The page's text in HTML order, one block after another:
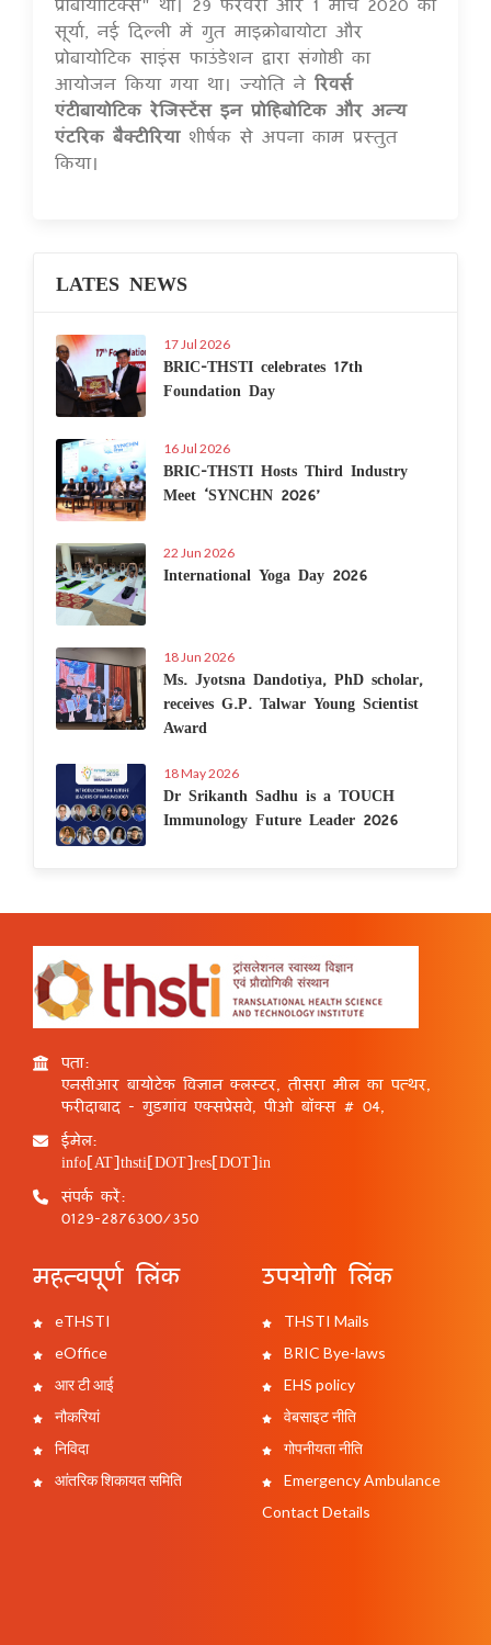
सूर्या, नई दिल्ली में गुत माइक्रोबायोटा और
प्रोबायोटिक साइंस फाउंडेशन द्वारा संगोष्ठी का
आयोजन किया गया था। ज्योति ने रिवर्स
एंटीबायोटिक रेजिस्टेंस इन प्रोहिबोटिक और अन्य
एंटरिक बैक्टीरियाशीर्षक से अपना काम प्रस्तुत
किया।
LATES NEWS
17 Jul 2026
BRIC-THSTI celebrates 17th
Foundation Day
16 Jul 2026
BRIC-THSTI Hosts Third Industry
Meet ‘SYNCHN 2026’
22 Jun 2026
International Yoga Day 2026
18 Jun 2026
Ms. Jyotsna Dandotiya, PhD scholar,
receives G.P. Talwar Young Scientist
Award
18 May 2026
Dr Srikanth Sadhu is a TOUCH
Immunology Future Leader 2026
पता:
एनसीआर बायोटेक विज्ञान क्लस्टर, तीसरा मील का पत्थर,
फरीदाबाद - गुड़गांव एक्सप्रेसवे, पीओ बॉक्स # 04,
ईमेल:
info[AT]thsti[DOT]res[DOT]in
संपर्क करें:
0129-2876300/350
महत्वपूर्ण लिंक
eTHSTI
eOffice
आर टी आई
नौकरियां
निविदा
आंतरिक शिकायत समिति
उपयोगी लिंक
THSTI Mails
BRIC Bye-laws
EHS policy
वेबसाइट नीति
गोपनीयता नीति
Emergency Ambulance
Contact Details